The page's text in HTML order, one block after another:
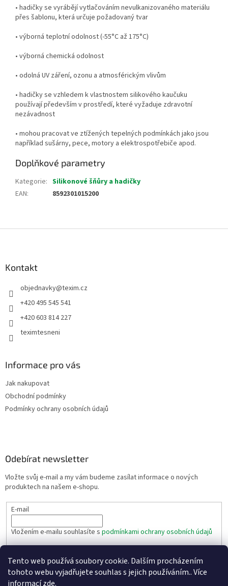
Tento web používá soubory cookie. Dalším procházením
tohoto webu vyjadřujete souhlas s jejich používáním.. Více
informacízde.
• hadičky se vyrábějí vytlačováním nevulkanizovaného materiálu
přes šablonu, která určuje požadovaný tvar
• výborná teplotní odolnost (-55°C až 175°C)
• výborná chemická odolnost
• odolná UV záření, ozonu a atmosférickým vlivům
• hadičky se vzhledem k vlastnostem silikového kaučuku
používají především v prostředí, které vyžaduje zdravotní
nezávadnost
• mohou pracovat ve ztížených tepelných podmínkách jako jsou
například sušárny, pece, motory a elektrospotřebiče apod.
Doplňkové parametry
Kategorie: Silikonové šňůry a hadičky
EAN: 8592301015200
Kontakt
objednavky@texim.cz
+420 495 545 541
+420 603 814 227
teximtesneni
Informace pro vás
Jak nakupovat
Obchodní podmínky
Podmínky ochrany osobních údajů
Odebírat newsletter
Vložte svůj e-mail a my vám budeme zasílat informace o nových
produktech na našem e-shopu.
E-mail
Vložením e-mailu souhlasíte s podmínkami ochrany osobních údajů
PŘIHLÁSIT SE